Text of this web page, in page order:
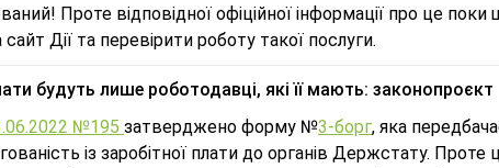
Проте відповідної офіційної інформації про це
Дії та перевірити роботу такої послуги.
будуть лише роботодавці, які її мають: законопроєкт
№195 затверджено форму №3-борг, яка
із заробітної плати до органів Держстату. Проте